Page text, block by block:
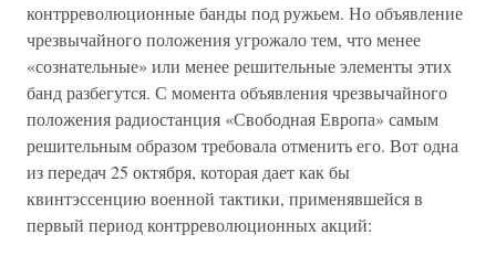
контрреволюционные банды под ружьем. Но объявление
чрезвычайного положения угрожало тем, что менее
«сознательные» или менее решительные элементы этих
банд разбегутся. С момента объявления чрезвычайного
положения радиостанция «Свободная Европа» самым
решительным образом требовала отменить его. Вот одна
из передач 25 октября, которая дает как бы
квинтэссенцию военной тактики, применявшейся в
первый период контрреволюционных акций: